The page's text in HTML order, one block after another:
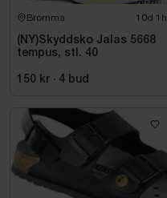
Bromma 10d 1h
(NY)Skyddsko Jalas 5668
tempus, stl. 40
150 kr · 4 bud